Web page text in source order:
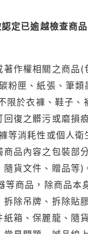
定已逾越檢查商
作權相關之商品
粉匣、紙張、筆
於衣褲、鞋子
復之髒污或磨損
等消耗性或個人
品內容之包裝部
貨文件、贈品等)
等商品，除商品
除吊牌、拆除
箱、保麗龍、隨